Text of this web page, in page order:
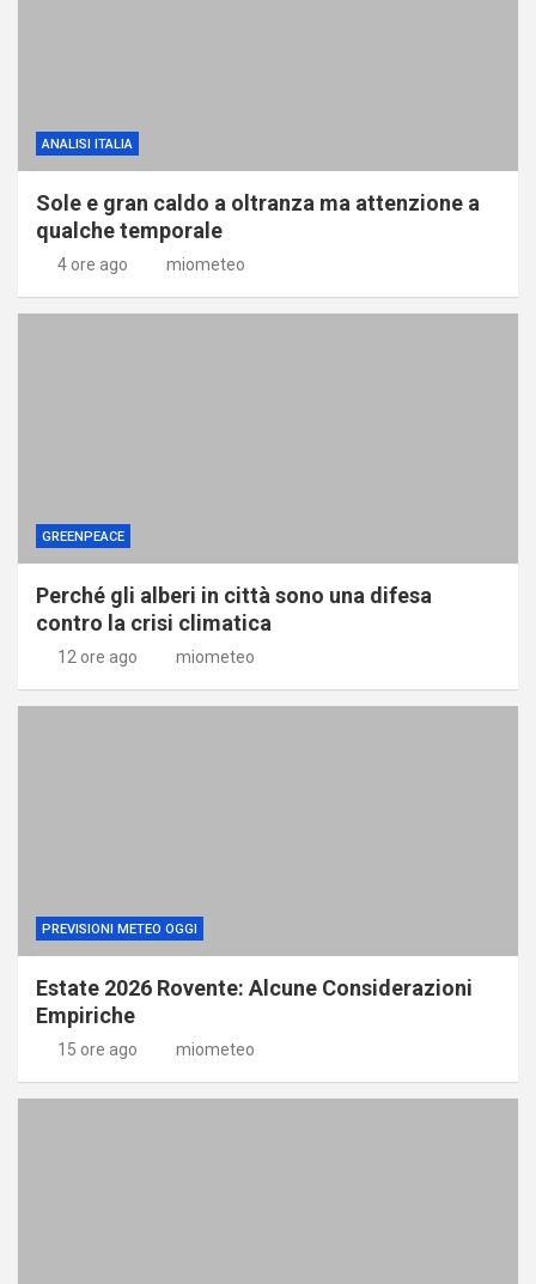
ANALISI ITALIA
Sole e gran caldo a oltranza ma attenzione a
qualche temporale
4 ore ago miometeo
GREENPEACE
Perché gli alberi in città sono una difesa
contro la crisi climatica
12 ore ago miometeo
PREVISIONI METEO OGGI
Estate 2026 Rovente: Alcune Considerazioni
Empiriche
15 ore ago miometeo